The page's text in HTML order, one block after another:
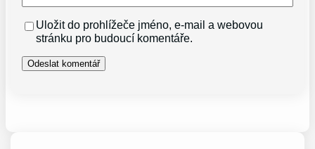
Uložit do prohlížeče jméno, e-mail a webovou
stránku pro budoucí komentáře.